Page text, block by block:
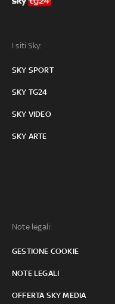
I siti Sky:
SKY SPORT
SKY TG24
SKY VIDEO
SKY ARTE
Note legali:
GESTIONE COOKIE
NOTE LEGALI
OFFERTA SKY MEDIA